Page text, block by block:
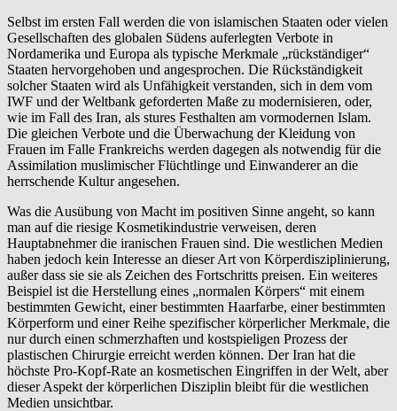
Selbst im ersten Fall werden die von islamischen Staaten oder vielen
Gesellschaften des globalen Südens auferlegten Verbote in
Nordamerika und Europa als typische Merkmale „rückständiger“
Staaten hervorgehoben und angesprochen. Die Rückständigkeit
solcher Staaten wird als Unfähigkeit verstanden, sich in dem vom
IWF und der Weltbank geforderten Maße zu modernisieren, oder,
wie im Fall des Iran, als stures Festhalten am vormodernen Islam.
Die gleichen Verbote und die Überwachung der Kleidung von
Frauen im Falle Frankreichs werden dagegen als notwendig für die
Assimilation muslimischer Flüchtlinge und Einwanderer an die
herrschende Kultur angesehen.
Was die Ausübung von Macht im positiven Sinne angeht, so kann
man auf die riesige Kosmetikindustrie verweisen, deren
Hauptabnehmer die iranischen Frauen sind. Die westlichen Medien
haben jedoch kein Interesse an dieser Art von Körperdisziplinierung,
außer dass sie sie als Zeichen des Fortschritts preisen. Ein weiteres
Beispiel ist die Herstellung eines „normalen Körpers“ mit einem
bestimmten Gewicht, einer bestimmten Haarfarbe, einer bestimmten
Körperform und einer Reihe spezifischer körperlicher Merkmale, die
nur durch einen schmerzhaften und kostspieligen Prozess der
plastischen Chirurgie erreicht werden können. Der Iran hat die
höchste Pro-Kopf-Rate an kosmetischen Eingriffen in der Welt, aber
dieser Aspekt der körperlichen Disziplin bleibt für die westlichen
Medien unsichtbar.